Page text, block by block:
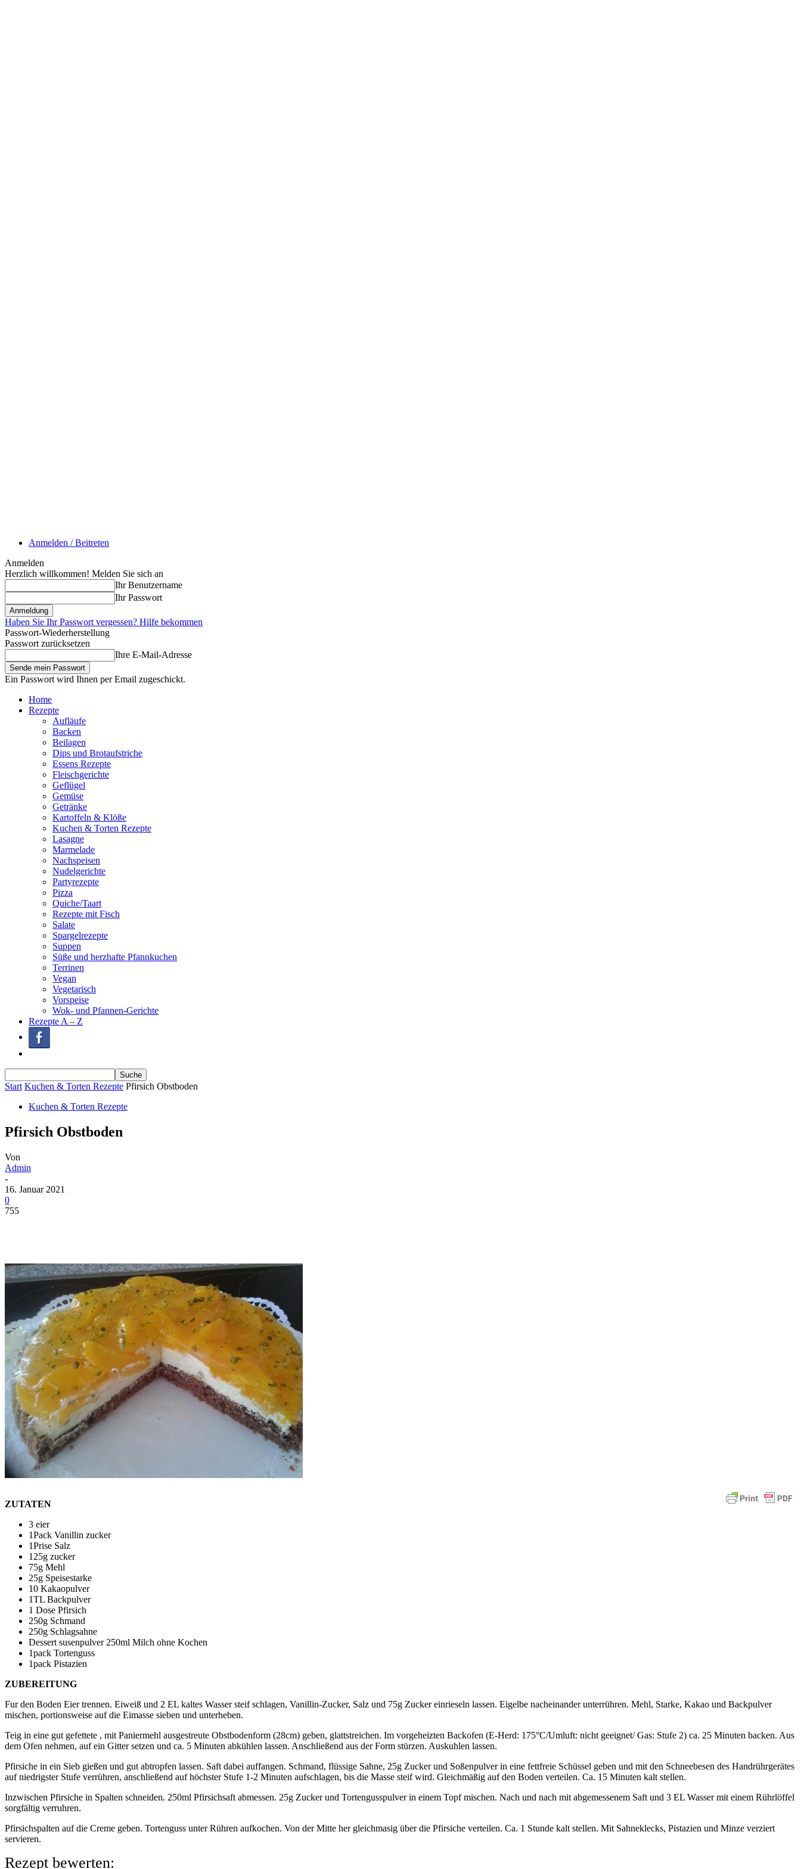
Anmelden / Beitreten
Anmelden
Herzlich willkommen! Melden Sie sich an
Ihr Benutzername
Ihr Passwort
Haben Sie Ihr Passwort vergessen? Hilfe bekommen
Passwort-Wiederherstellung
Passwort zurücksetzen
Ihre E-Mail-Adresse
Ein Passwort wird Ihnen per Email zugeschickt.
Home
Rezepte
Aufläufe
Backen
Beilagen
Dips und Brotaufstriche
Essens Rezepte
Fleischgerichte
Geflügel
Gemüse
Getränke
Kartoffeln & Klöße
Kuchen & Torten Rezepte
Lasagne
Marmelade
Nachspeisen
Nudelgerichte
Partyrezepte
Pizza
Quiche/Taart
Rezepte mit Fisch
Salate
Spargelrezepte
Suppen
Süße und herzhafte Pfannkuchen
Terrinen
Vegan
Vegetarisch
Vorspeise
Wok- und Pfannen-Gerichte
Rezepte A – Z
Start Kuchen & Torten Rezepte Pfirsich Obstboden
Kuchen & Torten Rezepte
Pfirsich Obstboden
Von
Admin
-
16. Januar 2021
0
755
ZUTATEN
3 eier
1Pack Vanillin zucker
1Prise Salz
125g zucker
75g Mehl
25g Speisestarke
10 Kakaopulver
1TL Backpulver
1 Dose Pfirsich
250g Schmand
250g Schlagsahne
Dessert susenpulver 250ml Milch ohne Kochen
1pack Tortenguss
1pack Pistazien
ZUBEREITUNG
Fur den Boden Eier trennen. Eiweiß und 2 EL kaltes Wasser steif schlagen, Vanillin-Zucker, Salz und 75g Zucker einrieseln lassen. Eigelbe nacheinander unterrühren. Mehl, Starke, Kakao und Backpulver
mischen, portionsweise auf die Eimasse sieben und unterheben.
Teig in eine gut gefettete , mit Paniermehl ausgestreute Obstbodenform (28cm) geben, glattstreichen. Im vorgeheizten Backofen (E-Herd: 175°C/Umluft: nicht geeignet/ Gas: Stufe 2) ca. 25 Minuten backen. Aus
dem Ofen nehmen, auf ein Gitter setzen und ca. 5 Minuten abkühlen lassen. Anschließend aus der Form stürzen. Auskuhlen lassen.
Pfirsiche in ein Sieb gießen und gut abtropfen lassen. Saft dabei auffangen. Schmand, flüssige Sahne, 25g Zucker und Soßenpulver in eine fettfreie Schüssel geben und mit den Schneebesen des Handrührgerätes
auf niedrigster Stufe verrühren, anschließend auf höchster Stufe 1-2 Minuten aufschlagen, bis die Masse steif wird. Gleichmäßig auf den Boden verteilen. Ca. 15 Minuten kalt stellen.
Inzwischen Pfirsiche in Spalten schneiden. 250ml Pfirsichsaft abmessen. 25g Zucker und Tortengusspulver in einem Topf mischen. Nach und nach mit abgemessenem Saft und 3 EL Wasser mit einem Rührlöffel
sorgfältig verruhren.
Pfirsichspalten auf die Creme geben. Tortenguss unter Rühren aufkochen. Von der Mitte her gleichmasig über die Pfirsiche verteilen. Ca. 1 Stunde kalt stellen. Mit Sahneklecks, Pistazien und Minze verziert
servieren.
Rezept bewerten: